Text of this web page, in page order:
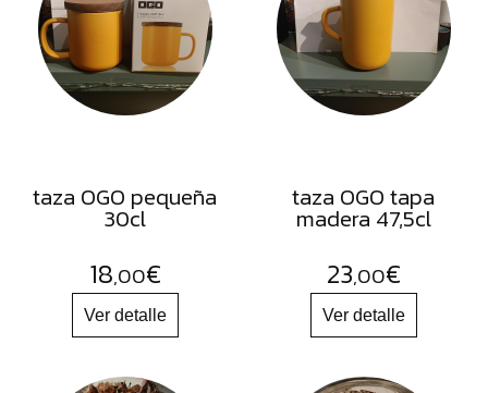
FRUTOS
SECOS
SAL
HIERBAS
ACEITES
FLORES
PRODUCTOS
ACCESORIOS
ALIMENTOS
DESHIDRATADOS
taza OGO pequeña
30cl
18,00€
taza OGO tapa
madera 47,5cl
23,00€